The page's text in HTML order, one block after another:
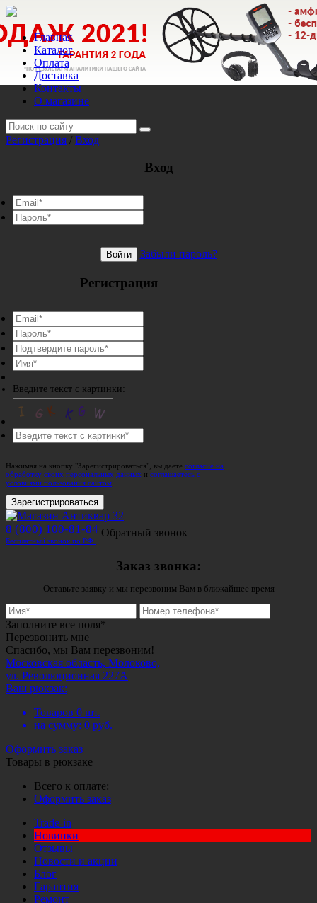
Главная
Каталог
Оплата
Доставка
Контакты
О магазине
Регистрация / Вход
Вход
Войти Забыли пароль?
Регистрация
Введите текст с картинки:
Нажимая на кнопку "Зарегистрироваться", вы даете согласие на
обработку своих персональных данных и соглашаетесь с
условиями пользования сайтом
Зарегистрироваться
8 (800) 100-81-84
Бесплатный звонок по РФ.
Обратный звонок
Заказ звонка:
Оставьте заявку и мы перезвоним Вам в ближайшее время
Заполните все поля*
Перезвонить мне
Спасибо, мы Вам перезвоним!
Московская область, Молоково,
ул. Революционная 227А
Ваш рюкзак:
Товаров 0 шт.
на сумму: 0 руб.
Оформить заказ
Товары в рюкзаке
Всего к оплате:
Оформить заказ
Trade-in
Новинки
Отзывы
Новости и акции
Блог
Гарантия
Ремонт